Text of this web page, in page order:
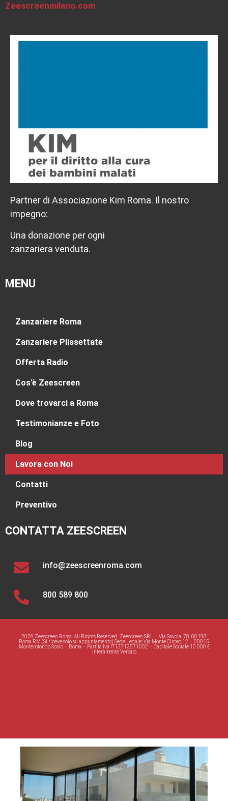
Zeescreenmilano.com
Partner di Associazione Kim Roma. Il nostro
impegno:
Una donazione per ogni
zanzariera venduta.
MENU
Zanzariere Roma
Zanzariere Plissettate
Offerta Radio
Cos’è Zeescreen
Dove trovarci a Roma
Testimonianze e Foto
Blog
Lavora con Noi
Contatti
Preventivo
CONTATTA ZEESCREEN
info@zeescreenroma.com
800 589 800
2026 Zeescreen Roma. All Rights Reserved. Zeescreen SRL – Via Savoia, 78, 00198
Roma RM (Si riceve solo su appuntamento) Sede Legale: Via Monte Circeo 12 – 00015
Monterotondo Scalo – Roma – Partita Iva IT13712571002 – Capitale Sociale 10.000 €
Interamente Versato